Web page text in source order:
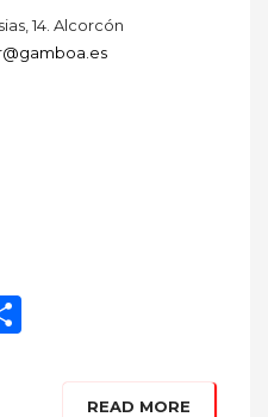
14. Alcorcón
READ MORE